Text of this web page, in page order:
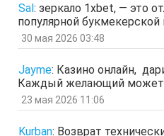
Гость
ЗОл
Гость
оЭЬЧ
SPPS
ау, есть кто живой здесь?)
Sal : зеркало 1xbet, — это
популярной букмекерской
30 мая 2026 03:48
Jayme: Казино онлайн,
Каждый желающий может
23 мая 2026 11:06
Kurban: Возврат